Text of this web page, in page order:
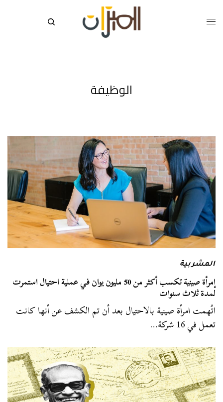
الوظيفة
المشربية
إمرأة صينية تكسب أكثر من 50 مليون يوان في عملية احتيال استمرت
لمدة ثلاث سنوات
اتُهمت امرأة صينية بالاحتيال بعد أن تم الكشف عن أنها كانت
تعمل في 16 شركة…